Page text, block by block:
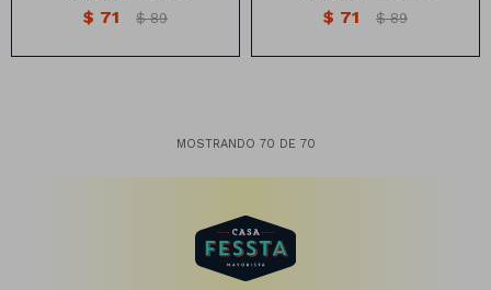
$ 71 $ 89 $ 71 $ 89
MOSTRANDO 70 DE 70